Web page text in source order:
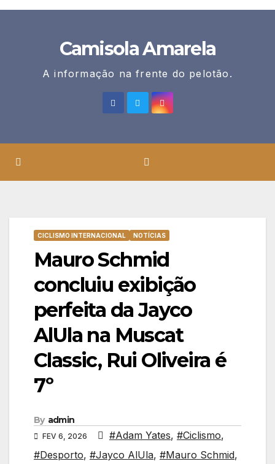
Camisola Amarela
A informação na frente do pelotão.
CICLISMO INTERNACIONAL NOTÍCIAS
Mauro Schmid
concluiu exibição
perfeita da Jayco
AlUla na Muscat
Classic, Rui Oliveira é
7º
By admin
FEV 6, 2026 #Adam Yates, #Ciclismo,
#Desporto, #Jayco AlUla, #Mauro Schmid,